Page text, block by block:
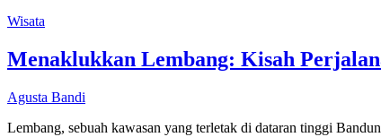
Wisata
Menaklukkan Lembang: Kisah
Agusta Bandi
Lembang, sebuah kawasan yang terletak di dataran tinggi